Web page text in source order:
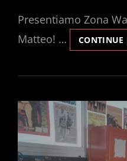
Presentiamo Zona
Matteo! …
CONTINUE